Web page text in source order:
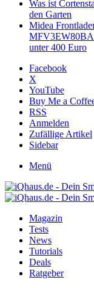
Was ist
den Garten
Midea
unter 400 Euro
Facebook
X
YouTube
Buy Me a
RSS
Anmelden
Zufällige Artikel
Sidebar
Menü
Magazin
Tests
News
Tutorials
Deals
Ratgeber